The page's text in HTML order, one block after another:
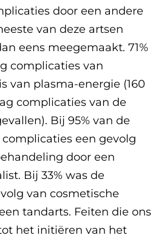
door een andere
van deze artsen
eens meegemaakt. 71%
complicaties van
van plasma-energie (160
complicaties van de
Bij 95% van de
een gevolg
door een
Bij 33% was de
van cosmetische
tandarts. Feiten die ons
het initiëren van het